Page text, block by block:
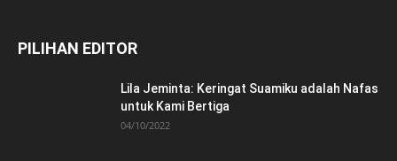
PILIHAN EDITOR
Lila Jeminta: Keringat Suamiku adalah Nafas
untuk Kami Bertiga
04/10/2022